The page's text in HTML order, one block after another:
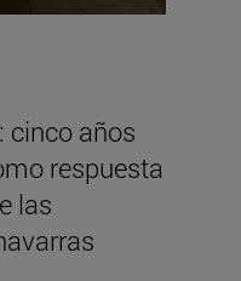
cinco años
respuesta
las